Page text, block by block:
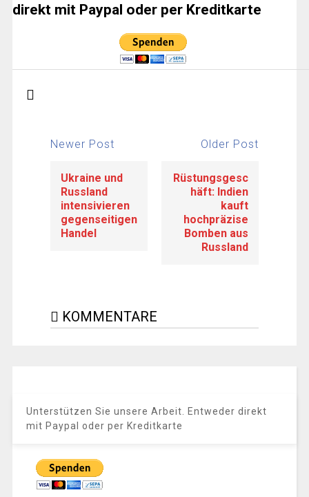
direkt mit Paypal oder per Kreditkarte
Newer Post
Ukraine und
Russland
intensivieren
gegenseitigen
Handel
Older Post
Rüstungsgesc
häft: Indien
kauft
hochpräzise
Bomben aus
Russland
KOMMENTARE
Unterstützen Sie unsere Arbeit. Entweder direkt
mit Paypal oder per Kreditkarte